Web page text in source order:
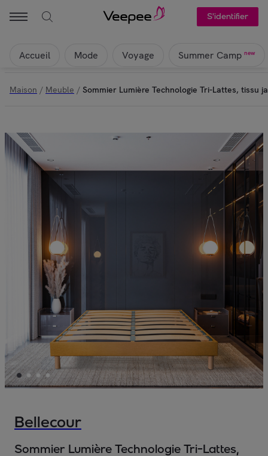
S'identifier
Accueil Mode Voyage Summer Camp new
Maison / Meuble / Sommier Lumière Technologie Tri-Lattes, tissu
Bellecour
Sommier Lumière Technologie Tri-Lattes,